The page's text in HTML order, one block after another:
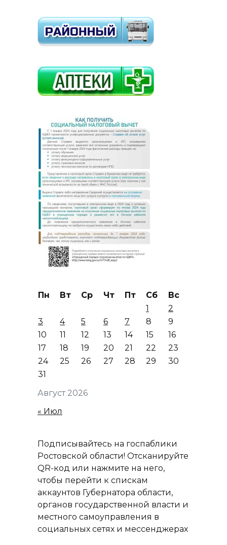
Август 2026
Пн Вт Ср Чт Пт Сб
Вс
1
2
3
4 5 6 7 8
9
10
11 12 13 14 15
16
17
18 19 20 21 22
23
24
25 26 27 28 29
30
31
« Июл
Подписывайтесь на госпаблики
Ростовской области! Отсканируйте
QR-код или нажмите на него,
чтобы перейти к спискам
аккаунтов Губернатора области,
органов государственной власти и
местного самоуправления в
социальных сетях и мессенджерах